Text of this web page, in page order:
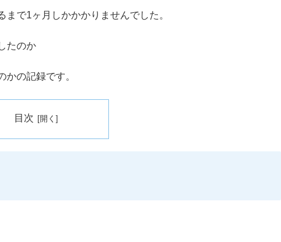
で1ヶ月しかかかりませんでした。
たのか
の記録です。
目次